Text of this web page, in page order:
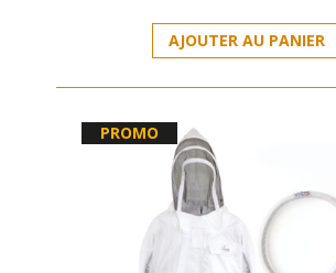
AJOUTER AU PANIER
PROMO